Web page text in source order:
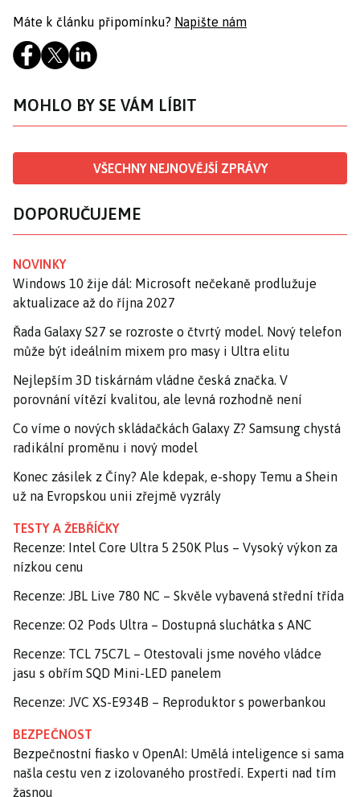
Máte k článku připomínku? Napište nám
MOHLO BY SE VÁM LÍBIT
VŠECHNY NEJNOVĚJŠÍ ZPRÁVY
DOPORUČUJEME
NOVINKY
Windows 10 žije dál: Microsoft nečekaně prodlužuje
aktualizace až do října 2027
Řada Galaxy S27 se rozroste o čtvrtý model. Nový telefon
může být ideálním mixem pro masy i Ultra elitu
Nejlepším 3D tiskárnám vládne česká značka. V
porovnání vítězí kvalitou, ale levná rozhodně není
Co víme o nových skládačkách Galaxy Z? Samsung chystá
radikální proměnu i nový model
Konec zásilek z Číny? Ale kdepak, e-shopy Temu a Shein
už na Evropskou unii zřejmě vyzrály
TESTY A ŽEBŘÍČKY
Recenze: Intel Core Ultra 5 250K Plus – Vysoký výkon za
nízkou cenu
Recenze: JBL Live 780 NC – Skvěle vybavená střední třída
Recenze: O2 Pods Ultra – Dostupná sluchátka s ANC
Recenze: TCL 75C7L – Otestovali jsme nového vládce
jasu s obřím SQD Mini-LED panelem
Recenze: JVC XS-E934B – Reproduktor s powerbankou
BEZPEČNOST
Bezpečnostní fiasko v OpenAI: Umělá inteligence si sama
našla cestu ven z izolovaného prostředí. Experti nad tím
žasnou